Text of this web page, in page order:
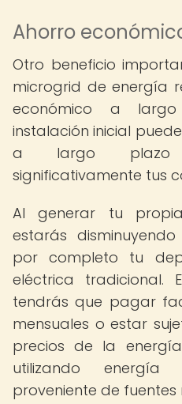
Ahorro
Otro beneficio
microgrid de energía
económico a
instalación inicial
a largo plazo
significativamente tus
Al generar tu
estarás
por completo tu
eléctrica tradicional.
tendrás que pagar
mensuales o estar
precios de la
utilizando
proveniente de fuentes